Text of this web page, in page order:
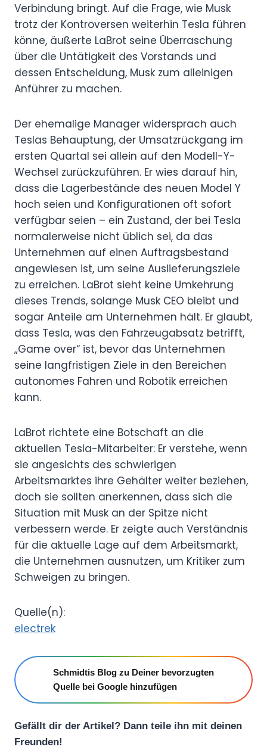
Verbindung bringt. Auf die Frage, wie Musk
trotz der Kontroversen weiterhin Tesla führen
könne, äußerte LaBrot seine Überraschung
über die Untätigkeit des Vorstands und
dessen Entscheidung, Musk zum alleinigen
Anführer zu machen.
Der ehemalige Manager widersprach auch
Teslas Behauptung, der Umsatzrückgang im
ersten Quartal sei allein auf den Modell-Y-
Wechsel zurückzuführen. Er wies darauf hin,
dass die Lagerbestände des neuen Model Y
hoch seien und Konfigurationen oft sofort
verfügbar seien – ein Zustand, der bei Tesla
normalerweise nicht üblich sei, da das
Unternehmen auf einen Auftragsbestand
angewiesen ist, um seine Auslieferungsziele
zu erreichen. LaBrot sieht keine Umkehrung
dieses Trends, solange Musk CEO bleibt und
sogar Anteile am Unternehmen hält. Er glaubt,
dass Tesla, was den Fahrzeugabsatz betrifft,
„Game over“ ist, bevor das Unternehmen
seine langfristigen Ziele in den Bereichen
autonomes Fahren und Robotik erreichen
kann.
LaBrot richtete eine Botschaft an die
aktuellen Tesla-Mitarbeiter: Er verstehe, wenn
sie angesichts des schwierigen
Arbeitsmarktes ihre Gehälter weiter beziehen,
doch sie sollten anerkennen, dass sich die
Situation mit Musk an der Spitze nicht
verbessern werde. Er zeigte auch Verständnis
für die aktuelle Lage auf dem Arbeitsmarkt,
die Unternehmen ausnutzen, um Kritiker zum
Schweigen zu bringen.
Quelle(n):
electrek
Schmidtis Blog zu Deiner bevorzugten
Quelle bei Google hinzufügen
Gefällt dir der Artikel? Dann teile ihn mit deinen
Freunden!